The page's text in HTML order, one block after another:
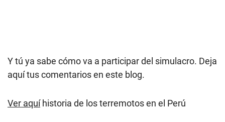
Y tú ya sabe cómo va a participar del simulacro. Deja
aquí tus comentarios en este blog.
Ver aquíhistoria de los terremotos en el Perú